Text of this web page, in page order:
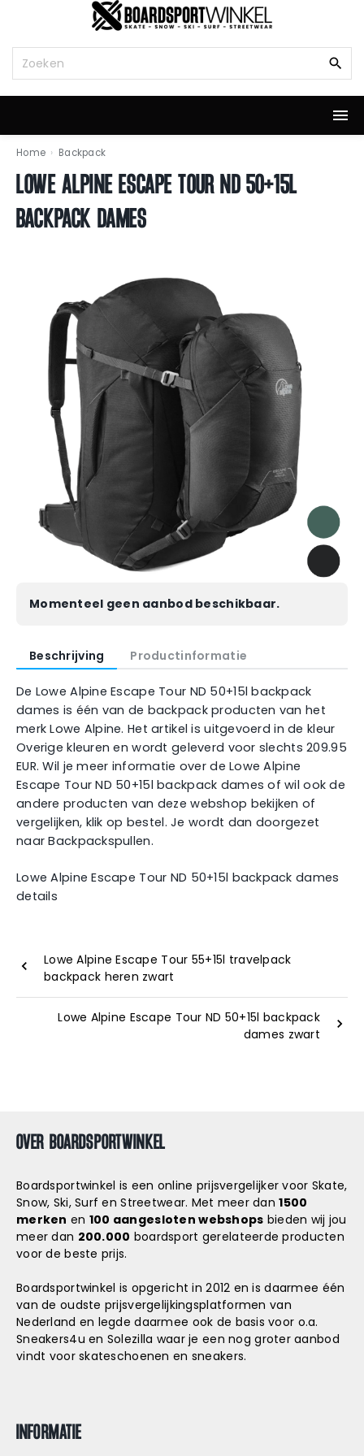
r
e
k
a
Home › Backpack
LOWE ALPINE ESCAPE TOUR ND 50+15L
BACKPACK DAMES
Momenteel geen aanbod beschikbaar.
Beschrijving Productinformatie
De Lowe Alpine Escape Tour ND 50+15l backpack
dames is één van de backpack producten van het
merk Lowe Alpine. Het artikel is uitgevoerd in de kleur
Overige kleuren en wordt geleverd voor slechts 209.95
EUR. Wil je meer informatie over de Lowe Alpine
Escape Tour ND 50+15l backpack dames of wil ook de
andere producten van deze webshop bekijken of
vergelijken, klik op bestel. Je wordt dan doorgezet
naar Backpackspullen.
Lowe Alpine Escape Tour ND 50+15l backpack dames
details
Lowe Alpine Escape Tour 55+15l travelpack
backpack heren zwart
Lowe Alpine Escape Tour ND 50+15l backpack
dames zwart
OVER BOARDSPORTWINKEL
Boardsportwinkel is een online prijsvergelijker voor Skate,
Snow, Ski, Surf en Streetwear. Met meer dan1500
merken en 100 aangesloten webshops bieden wij jou
meer dan 200.000 boardsport gerelateerde producten
voor de beste prijs.
Boardsportwinkel is opgericht in 2012 en is daarmee één
van de oudste prijsvergelijkingsplatformen van
Nederland en legde daarmee ook de basis voor o.a.
Sneakers4u en Solezilla waar je een nog groter aanbod
vindt voor skateschoenen en sneakers.
INFORMATIE